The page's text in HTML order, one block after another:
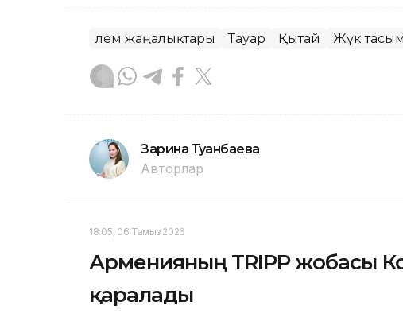
Әлем жаңалықтары Тауар Қытай Жүк
Зарина Туғанбаева
Авторлар
18:05, 06 Тамыз 2026
Арменияның TRIPP жобасы
қаралады